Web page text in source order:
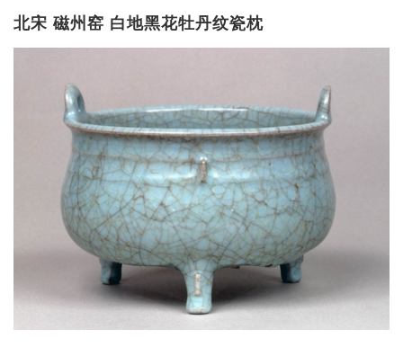
北宋 磁州窑 白地黑花牡丹纹瓷枕